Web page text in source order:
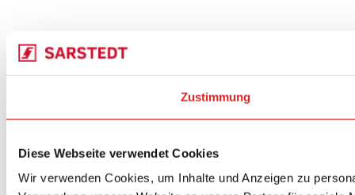
Zustimmung
Diese Webseite verwendet Cookies
Wir verwenden Cookies, um Inhalte und Anzeigen zu